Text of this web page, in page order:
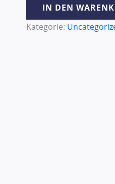
IN DEN
Kategorie: